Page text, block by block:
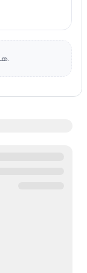
هنوز نظری برای این محصول ثبت نشده است.